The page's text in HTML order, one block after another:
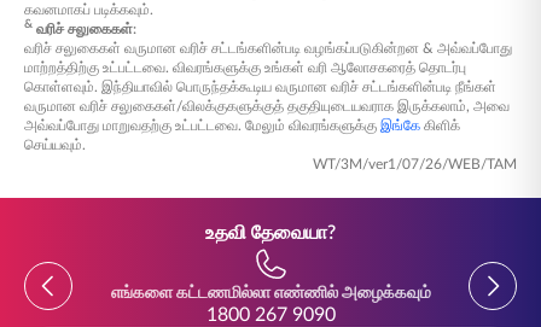
கவனமாகப் படிக்கவும்.
& வரிச் சலுகைகள்:
வரிச் சலுகைகள் வருமான வரிச் சட்டங்களின்படி வழங்கப்படுகின்றன & அவ்வப்போது
மாற்றத்திற்கு உட்பட்டவை. விவரங்களுக்கு உங்கள் வரி ஆலோசகரைத் தொடர்பு
கொள்ளவும். இந்தியாவில் பொருந்தக்கூடிய வருமான வரிச் சட்டங்களின்படி நீங்கள்
வருமான வரிச் சலுகைகள்/விலக்குகளுக்குத் தகுதியுடையவராக இருக்கலாம், அவை
அவ்வப்போது மாறுவதற்கு உட்பட்டவை. மேலும் விவரங்களுக்கு இங்கே கிளிக்
செய்யவும்.
WT/3M/ver1/07/26/WEB/TAM
உதவி தேவையா?
Previous
எங்களை கட்டணமில்லா எண்ணில் அழைக்கவும்
1800 267 9090
Previous